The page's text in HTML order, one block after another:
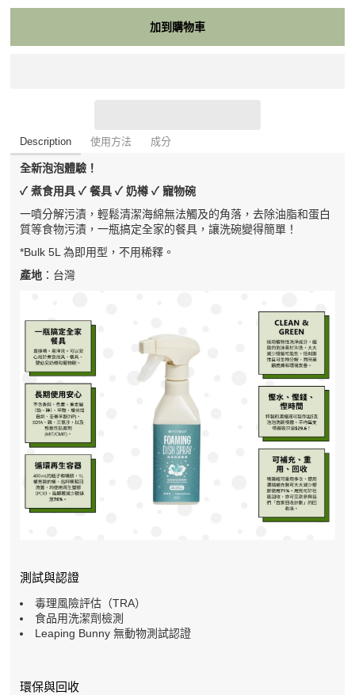
Description 使用方法 成分
全新泡泡體驗！
✓ 煮食用具 ✓ 餐具 ✓ 奶樽 ✓ 寵物碗
一噴分解污漬，輕鬆清潔海綿無法觸及的角落，去除油脂和蛋白
質等食物污漬，一瓶搞定全家的餐具，讓洗碗變得簡單！
*Bulk 5L 為即用型，不用稀釋。
產地 ：台灣
測試與認證
毒理風險評估（TRA）
食品用洗潔劑檢測
Leaping Bunny 無動物測試認證
環保與回收